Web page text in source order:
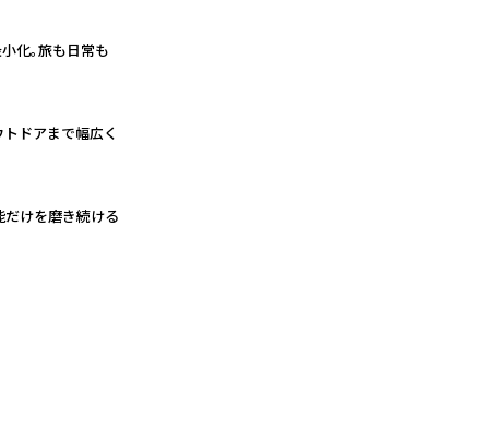
化。旅も日常も
トドアまで幅広く
だけを磨き続ける